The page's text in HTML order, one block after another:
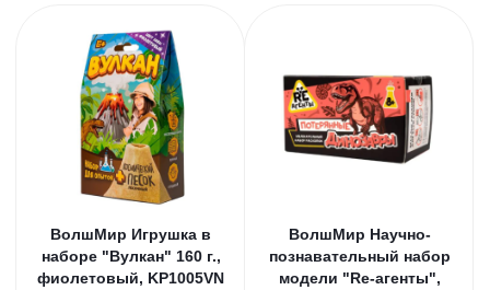
ВолшМир Игрушка в
наборе "Вулкан" 160 г.,
фиолетовый, KP1005VN
ВолшМир Научно-
познавательный набор
модели "Re-агенты",